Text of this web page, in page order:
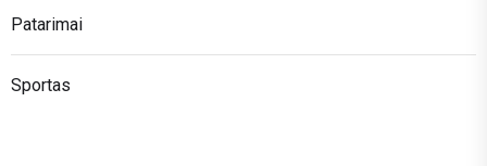
Patarimai
Sportas